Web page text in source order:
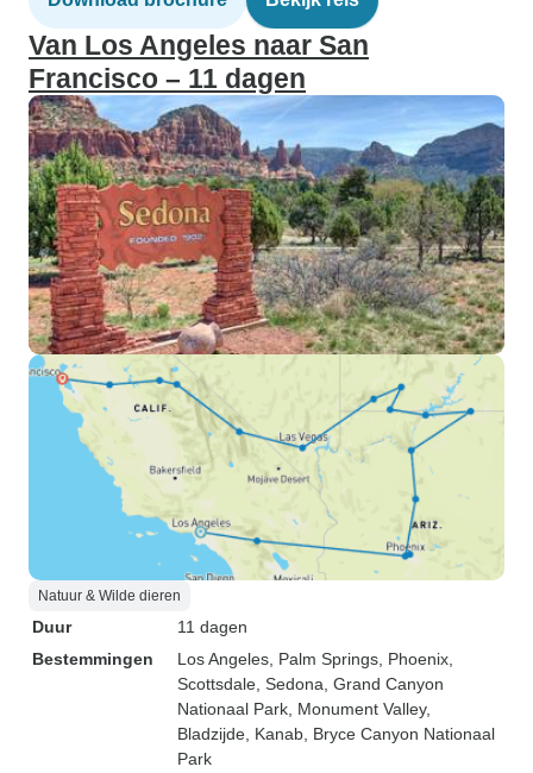
Van Los Angeles naar San
Francisco – 11 dagen
Natuur & Wilde dieren
Duur
11 dagen
Bestemmingen
Los Angeles , Palm Springs , Phoenix
Scottsdale , Sedona , Grand Canyon
Nationaal Park , Monument Valley,
Bladzijde , Kanab , Bryce Canyon Nationaal
Park